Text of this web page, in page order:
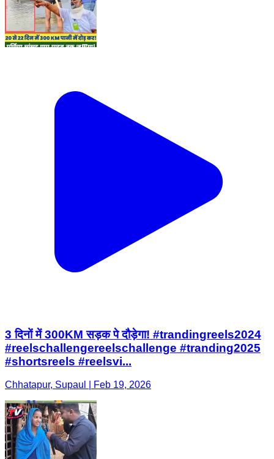
3 दिनों में 300KM सड़क पे दौड़ेगा! #trandingreels2024
#reelschallengereelschallenge #tranding2025
#shortsreels #reelsvi...
Chhatapur, Supaul | Feb 19, 2026